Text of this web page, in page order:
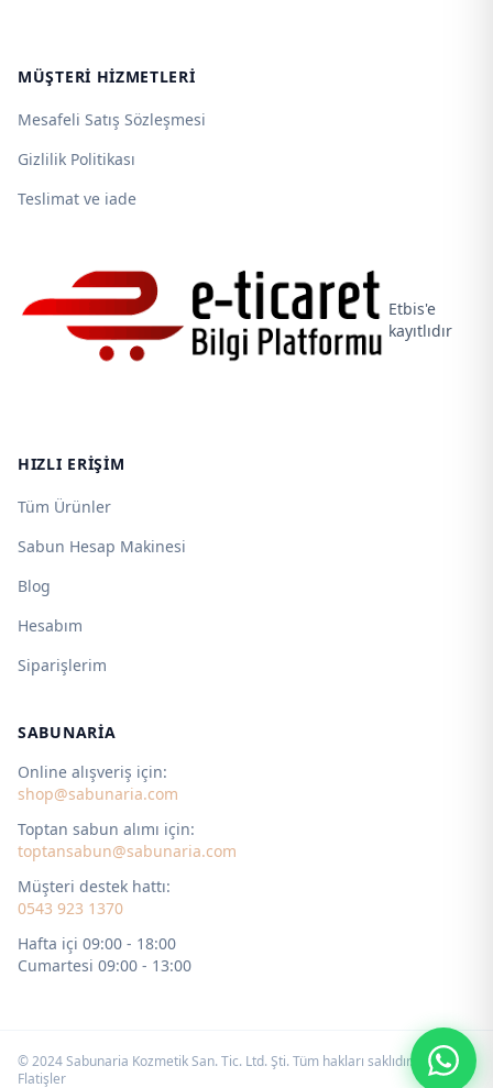
MÜŞTERI HIZMETLERI
Mesafeli Satış Sözleşmesi
Gizlilik Politikası
Teslimat ve iade
Etbis'e
kayıtlıdır
HIZLI ERIŞIM
Tüm Ürünler
Sabun Hesap Makinesi
Blog
Hesabım
Siparişlerim
SABUNARIA
Online alışveriş için:
shop@sabunaria.com
Toptan sabun alımı için:
toptansabun@sabunaria.com
Müşteri destek hattı:
0543 923 1370
Hafta içi 09:00 - 18:00
Cumartesi 09:00 - 13:00
© 2024 Sabunaria Kozmetik San. Tic. Ltd. Şti. Tüm hakları saklıdır. by
Flatişler